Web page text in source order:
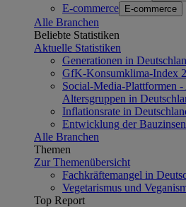
E-commerce E-commerce
Alle Branchen
Beliebte Statistiken
Aktuelle Statistiken
Generationen in
GfK-Konsumklima-Index
Social-Media-Plattformen
Altersgruppen in
Inflationsrate in
Entwicklung der
Alle Branchen
Themen
Zur Themenübersicht
Fachkräftemangel in
Vegetarismus und
Top Report